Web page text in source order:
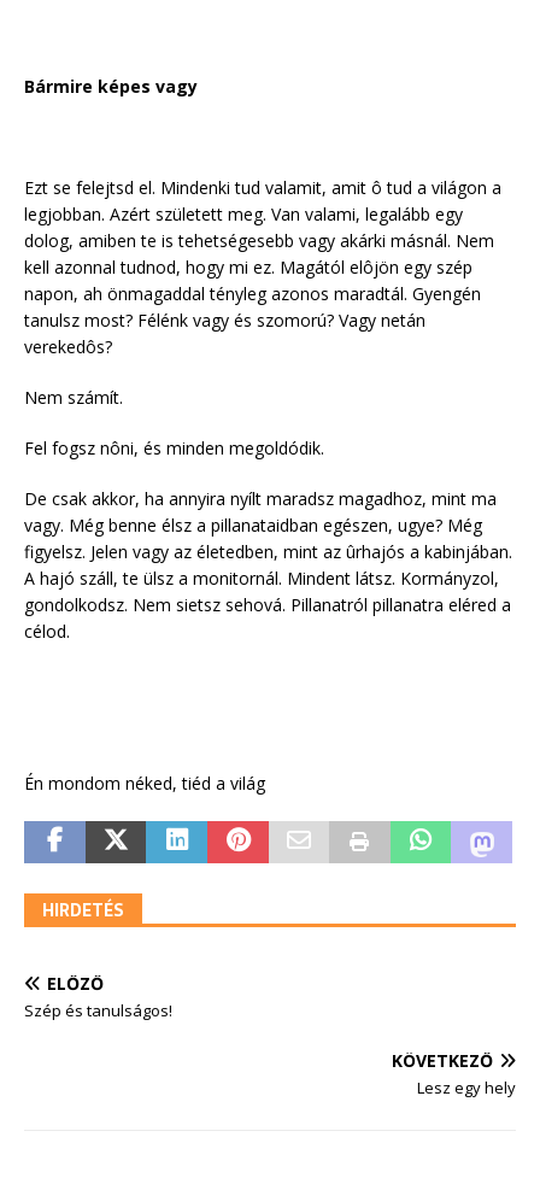
Bármire képes vagy
Ezt se felejtsd el. Mindenki tud valamit, amit ô tud a világon a
legjobban. Azért született meg. Van valami, legalább egy
dolog, amiben te is tehetségesebb vagy akárki másnál. Nem
kell azonnal tudnod, hogy mi ez. Magától elôjön egy szép
napon, ah önmagaddal tényleg azonos maradtál. Gyengén
tanulsz most? Félénk vagy és szomorú? Vagy netán
verekedôs?
Nem számít.
Fel fogsz nôni, és minden megoldódik.
De csak akkor, ha annyira nyílt maradsz magadhoz, mint ma
vagy. Még benne élsz a pillanataidban egészen, ugye? Még
figyelsz. Jelen vagy az életedben, mint az ûrhajós a kabinjában.
A hajó száll, te ülsz a monitornál. Mindent látsz. Kormányzol,
gondolkodsz. Nem sietsz sehová. Pillanatról pillanatra eléred a
célod.
Én mondom néked, tiéd a világ
HIRDETÉS
ELŐZŐ
Szép és tanulságos!
KÖVETKEZŐ
Lesz egy hely